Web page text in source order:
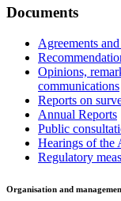
Documents
Agreements
Opinions,
communications
Reports on
Annual Reports
Public
Hearings of the
Regulatory
Organisation and